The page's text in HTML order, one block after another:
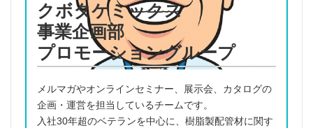
クボタケミックス
事業企画部
プロモーショングループ
メルマガやオンラインセミナー、展示会、カタログの
企画・運営を担当しているチームです。
入社30年超のベテランを中心に、樹脂製配管材に関す